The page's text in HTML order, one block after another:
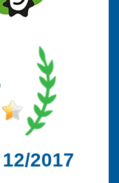
2017